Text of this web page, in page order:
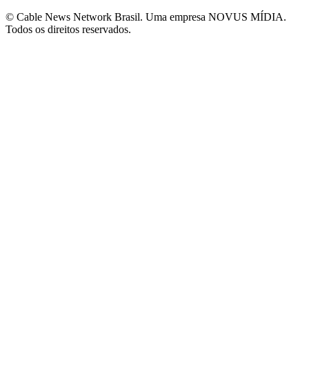
© Cable News Network Brasil. Uma empresa NOVUS MÍDIA.
Todos os direitos reservados.